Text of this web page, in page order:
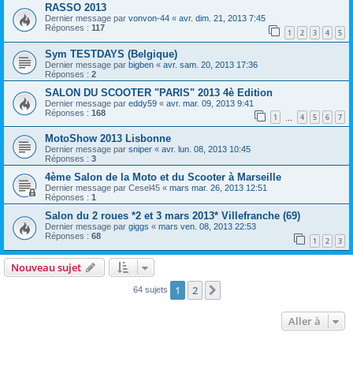
RASSO 2013
Dernier message par vonvon-44 « avr. dim. 21, 2013 7:45
Réponses : 117 1 2 3 4 5
Sym TESTDAYS (Belgique)
Dernier message par bigben « avr. sam. 20, 2013 17:36
Réponses : 2
SALON DU SCOOTER "PARIS" 2013 4è Edition
Dernier message par eddy59 « avr. mar. 09, 2013 9:41
Réponses : 168 1 4 5 6 7
MotoShow 2013 Lisbonne
Dernier message par sniper « avr. lun. 08, 2013 10:45
Réponses : 3
4ème Salon de la Moto et du Scooter à Marseille
Dernier message par Cesel45 « mars mar. 26, 2013 12:51
Réponses : 1
Salon du 2 roues *2 et 3 mars 2013* Villefranche (69)
Dernier message par giggs « mars ven. 08, 2013 22:53
Réponses : 68 1 2 3
Nouveau sujet
64 sujets 1 2
Aller à